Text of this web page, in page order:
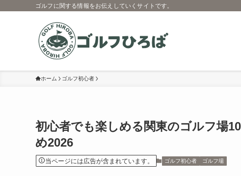
ゴルフに関する情報をお伝えしていくサイトです。
ホーム ゴルフ初心者
初心者でも楽しめる関東のゴルフ場
め2026
当ページには広告が含まれています。 ゴルフ初心者 ゴルフ場